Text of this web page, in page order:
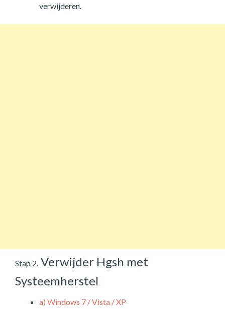
verwijderen.
Stap 2. Verwijder Hgsh met
Systeemherstel
a) Windows 7 / Vista / XP